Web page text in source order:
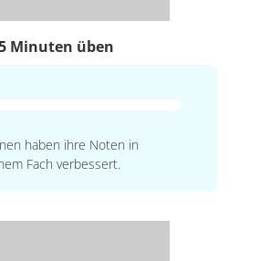
Minuten üben
haben ihre Noten in
Fach verbessert.